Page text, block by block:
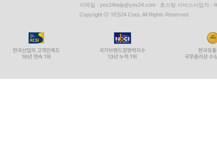
이메일 : yes24help@yes24.com 호스팅 서비스사업자 :
Copyright ⓒ YES24 Corp. All Rights Reserved.